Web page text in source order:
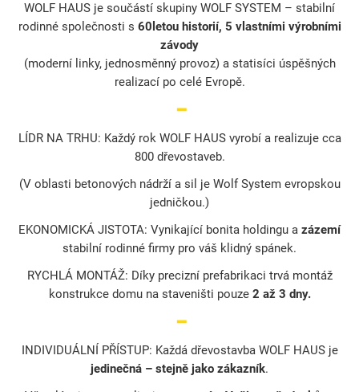
WOLF HAUS je součástí skupiny WOLF SYSTEM – stabilní
rodinné společnosti s 60letou historií, 5 vlastními výrobními
závody
(moderní linky, jednosměnný provoz) a statisíci úspěšných
realizací po celé Evropě.
━
LÍDR NA TRHU: Každý rok WOLF HAUS vyrobí a realizuje cca
800 dřevostaveb.
(V oblasti betonových nádrží a sil je Wolf System evropskou
jedničkou.)
EKONOMICKÁ JISTOTA: Vynikající bonita holdingu a zázemí
stabilní rodinné firmy pro váš klidný spánek.
RYCHLÁ MONTÁŽ: Díky precizní prefabrikaci trvá montáž
konstrukce domu na staveništi pouze 2 až 3 dny.
━
INDIVIDUÁLNÍ PŘÍSTUP: Každá dřevostavba WOLF HAUS je
jedinečná – stejně jako zákazník.